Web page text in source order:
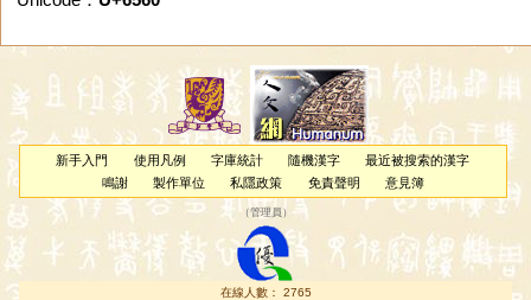
新手入門 使用凡例 字庫統計 隨機漢字
最近被搜索的漢字
鳴謝
製作單位 私隱政策 免責聲明 意見簿
（管理員 ）
在線人數： 2765